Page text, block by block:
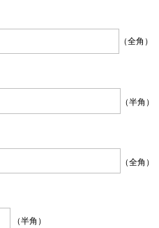
（全角）
（半角）
（全角）
（半角）